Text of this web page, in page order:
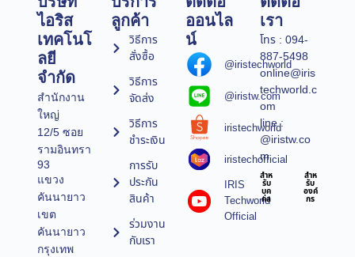
ไอริส
เทคโนโ
ลยี
จำกัด
สำนักงาน
ใหญ่
12/5 ซอย
รามอินทรา
93
แขวง
คันนายาว
เขต
คันนายาว
กรุงเทพ
ลูกค้า
วิธีการ
สั่งซื้อ
วิธีการ
จัดส่ง
วิธีการ
ชำระเงิน
การรับ
ประกัน
สินค้า
ร่วมงาน
กับเรา
ออนไล
น์
@iristechworld
@iristw.com
iristechworld
iristechofficial
IRIS
Techworld
Official
เรา
โทร : 094-
887-5498
online@iris
techworld.c
om
line :
@iristw.co
m
สำห
รับ
บุค
คล
สำห
รับ
องค์
กร